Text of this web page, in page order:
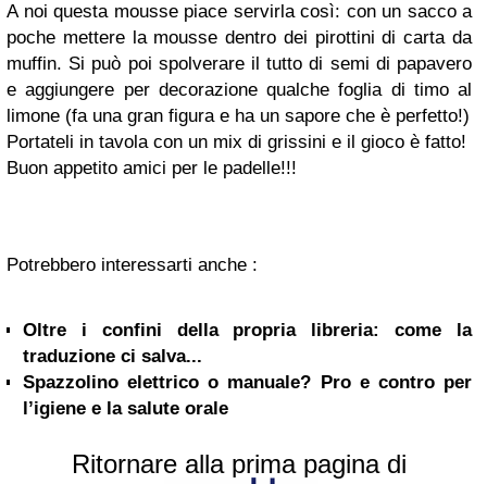
A noi questa mousse piace servirla così: con un sacco a
poche mettere la mousse dentro dei pirottini di carta da
muffin. Si può poi spolverare il tutto di semi di papavero
e aggiungere per decorazione qualche foglia di timo al
limone (fa una gran figura e ha un sapore che è perfetto!)
Portateli in tavola con un mix di grissini e il gioco è fatto!
Buon appetito amici per le padelle!!!
Potrebbero interessarti anche :
Oltre i confini della propria libreria: come la
traduzione ci salva...
Spazzolino elettrico o manuale? Pro e contro per
l’igiene e la salute orale
Ritornare alla prima pagina di